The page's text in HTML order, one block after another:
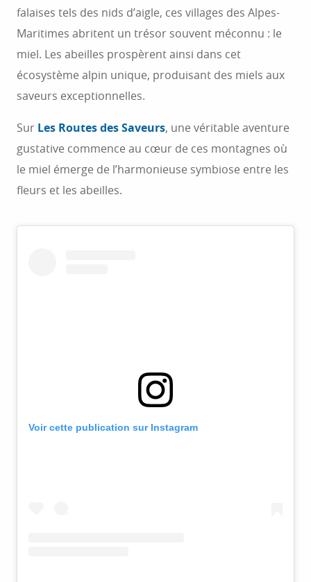
falaises tels des nids d’aigle, ces villages des Alpes-
Maritimes abritent un trésor souvent méconnu : le
miel. Les abeilles prospèrent ainsi dans cet
écosystème alpin unique, produisant des miels aux
saveurs exceptionnelles.
Sur Les Routes des Saveurs, une véritable aventure
gustative commence au cœur de ces montagnes où
le miel émerge de l’harmonieuse symbiose entre les
fleurs et les abeilles.
Voir cette publication sur Instagram